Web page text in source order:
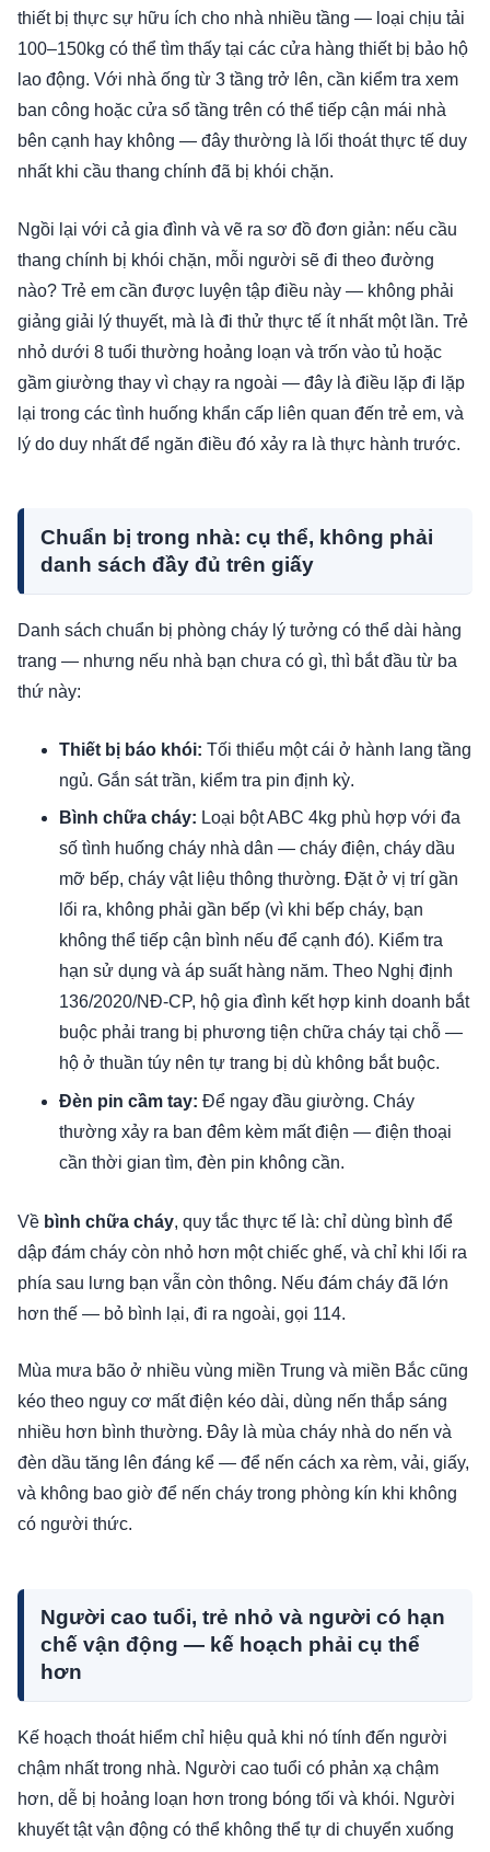
thiết bị thực sự hữu ích cho nhà nhiều tầng — loại chịu tải
100–150kg có thể tìm thấy tại các cửa hàng thiết bị bảo hộ
lao động. Với nhà ống từ 3 tầng trở lên, cần kiểm tra xem
ban công hoặc cửa sổ tầng trên có thể tiếp cận mái nhà
bên cạnh hay không — đây thường là lối thoát thực tế duy
nhất khi cầu thang chính đã bị khói chặn.
Ngồi lại với cả gia đình và vẽ ra sơ đồ đơn giản: nếu cầu
thang chính bị khói chặn, mỗi người sẽ đi theo đường
nào? Trẻ em cần được luyện tập điều này — không phải
giảng giải lý thuyết, mà là đi thử thực tế ít nhất một lần. Trẻ
nhỏ dưới 8 tuổi thường hoảng loạn và trốn vào tủ hoặc
gầm giường thay vì chạy ra ngoài — đây là điều lặp đi lặp
lại trong các tình huống khẩn cấp liên quan đến trẻ em, và
lý do duy nhất để ngăn điều đó xảy ra là thực hành trước.
Chuẩn bị trong nhà: cụ thể, không phải
danh sách đầy đủ trên giấy
Danh sách chuẩn bị phòng cháy lý tưởng có thể dài hàng
trang — nhưng nếu nhà bạn chưa có gì, thì bắt đầu từ ba
thứ này:
Thiết bị báo khói: Tối thiểu một cái ở hành lang tầng
ngủ. Gắn sát trần, kiểm tra pin định kỳ.
Bình chữa cháy: Loại bột ABC 4kg phù hợp với đa
số tình huống cháy nhà dân — cháy điện, cháy dầu
mỡ bếp, cháy vật liệu thông thường. Đặt ở vị trí gần
lối ra, không phải gần bếp (vì khi bếp cháy, bạn
không thể tiếp cận bình nếu để cạnh đó). Kiểm tra
hạn sử dụng và áp suất hàng năm. Theo Nghị định
136/2020/NĐ-CP, hộ gia đình kết hợp kinh doanh bắt
buộc phải trang bị phương tiện chữa cháy tại chỗ —
hộ ở thuần túy nên tự trang bị dù không bắt buộc.
Đèn pin cầm tay: Để ngay đầu giường. Cháy
thường xảy ra ban đêm kèm mất điện — điện thoại
cần thời gian tìm, đèn pin không cần.
Về bình chữa cháy, quy tắc thực tế là: chỉ dùng bình để
dập đám cháy còn nhỏ hơn một chiếc ghế, và chỉ khi lối ra
phía sau lưng bạn vẫn còn thông. Nếu đám cháy đã lớn
hơn thế — bỏ bình lại, đi ra ngoài, gọi 114.
Mùa mưa bão ở nhiều vùng miền Trung và miền Bắc cũng
kéo theo nguy cơ mất điện kéo dài, dùng nến thắp sáng
nhiều hơn bình thường. Đây là mùa cháy nhà do nến và
đèn dầu tăng lên đáng kể — để nến cách xa rèm, vải, giấy,
và không bao giờ để nến cháy trong phòng kín khi không
có người thức.
Người cao tuổi, trẻ nhỏ và người có hạn
chế vận động — kế hoạch phải cụ thể
hơn
Kế hoạch thoát hiểm chỉ hiệu quả khi nó tính đến người
chậm nhất trong nhà. Người cao tuổi có phản xạ chậm
hơn, dễ bị hoảng loạn hơn trong bóng tối và khói. Người
khuyết tật vận động có thể không thể tự di chuyển xuống